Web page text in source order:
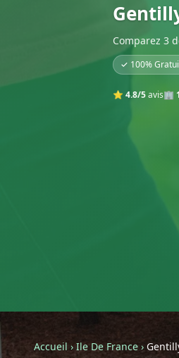
Comparez 3
✓ 100%
⭐ 4.8/5avis🏢
Accueil › Ile De France ›